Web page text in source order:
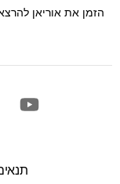
הזמן את אוריאן